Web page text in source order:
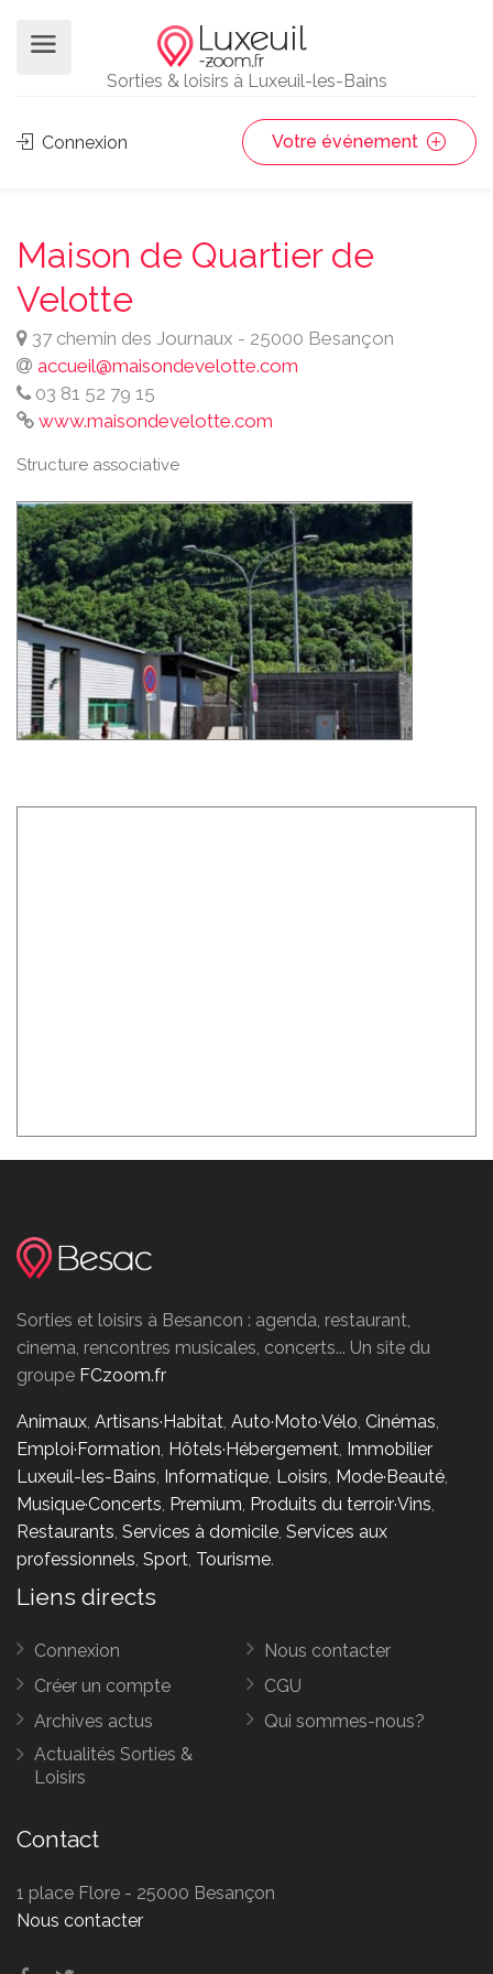
Sorties & loisirs à Luxeuil-les-Bains
Connexion Votre événement
Maison de Quartier de
Velotte
37 chemin des Journaux - 25000 Besançon
accueil@maisondevelotte.com
03 81 52 79 15
www.maisondevelotte.com
Structure associative
Sorties et loisirs à Besancon : agenda, restaurant,
cinema, rencontres musicales, concerts... Un site du
groupe FCzoom.fr
Animaux Artisans·Habitat Auto·Moto·Vélo Cinémas
Emploi·Formation Hôtels·Hébergement Immobilier
Luxeuil-les-Bains Informatique Loisirs Mode·Beauté
Musique·Concerts Premium Produits du terroir·Vins
Restaurants Services à domicile Services aux
professionnels Sport Tourisme.
Liens directs
Connexion
Créer un compte
Archives actus
Actualités Sorties &
Loisirs
Nous contacter
CGU
Qui sommes-nous?
Contact
1 place Flore - 25000 Besançon
Nous contacter